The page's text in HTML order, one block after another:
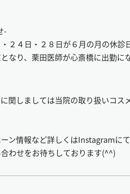
-
２４日・２８日が６月の月の休診
なり、栗田医師が心斎橋に出勤に
関しましては当院の取り扱いコ
ン情報など詳しくはInstagram
わせをお待ちしております(^^)